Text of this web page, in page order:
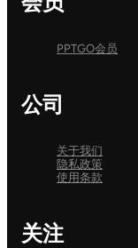
PPTGO会员
公司
关于我们
隐私政策
使用条款
关注